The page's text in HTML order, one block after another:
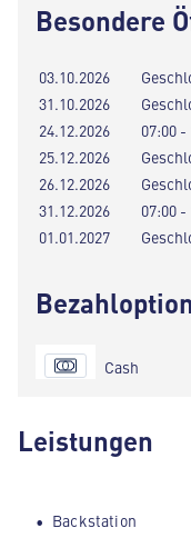
Besondere
03.10.2026
31.10.2026
24.12.2026
07:00 -
25.12.2026
26.12.2026
31.12.2026
07:00 -
01.01.2027
Cash
Leistungen
Backstation